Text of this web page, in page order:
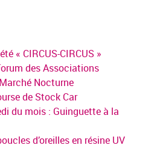
« CIRCUS-CIRCUS »
des Associations
Nocturne
de Stock Car
du mois : Guinguette à la
d’oreilles en résine UV